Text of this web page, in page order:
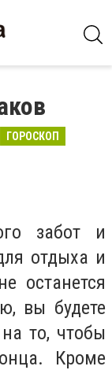
ГОРОСКОП
забот и
отдыха и
останется
вы будете
то, чтобы
Кроме